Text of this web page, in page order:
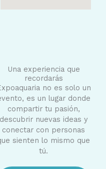
Una experiencia que
recordarás
no es solo un
es un lugar donde
compartir tu pasión,
descubrir nuevas ideas y
conectar con personas
sienten lo mismo que
tú.